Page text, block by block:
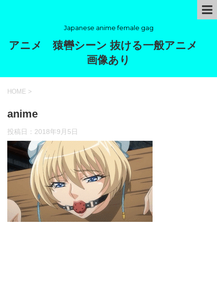
Japanese anime female gag
アニメ 猿轡シーン 抜ける一般アニメ
画像あり
HOME >
anime
投稿日： 2018年9月5日